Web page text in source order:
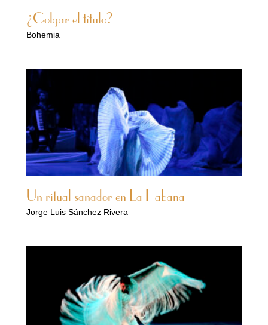
¿Colgar el título?
Bohemia
Un ritual sanador en La Habana
Jorge Luis Sánchez Rivera